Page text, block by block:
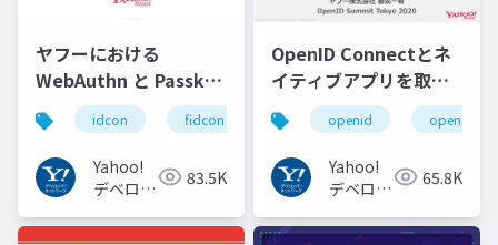
ヤフーにおける
WebAuthn と Passkey
の UX の紹介と考察
#idcon #fidcon
idcon fidcon
Yahoo!
デベロッ
トワーク
83.5K
OpenID Connectとネ
イティブアプリを取り
巻く仕様と動向 Yahoo!
JAPANの取り組み
#openid
#openid_tokyo
openid
Yahoo!
デベロッ
トワーク
65.8K